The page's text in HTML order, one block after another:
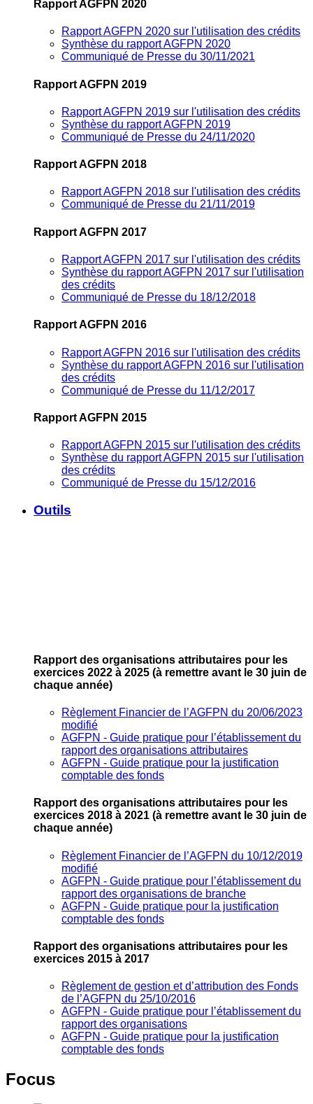
Rapport AGFPN 2020
Rapport AGFPN 2020 sur l'utilisation des crédits
Synthèse du rapport AGFPN 2020
Communiqué de Presse du 30/11/2021
Rapport AGFPN 2019
Rapport AGFPN 2019 sur l'utilisation des crédits
Synthèse du rapport AGFPN 2019
Communiqué de Presse du 24/11/2020
Rapport AGFPN 2018
Rapport AGFPN 2018 sur l'utilisation des crédits
Communiqué de Presse du 21/11/2019
Rapport AGFPN 2017
Rapport AGFPN 2017 sur l'utilisation des crédits
Synthèse du rapport AGFPN 2017 sur l'utilisation
des crédits
Communiqué de Presse du 18/12/2018
Rapport AGFPN 2016
Rapport AGFPN 2016 sur l'utilisation des crédits
Synthèse du rapport AGFPN 2016 sur l'utilisation
des crédits
Communiqué de Presse du 11/12/2017
Rapport AGFPN 2015
Rapport AGFPN 2015 sur l'utilisation des crédits
Synthèse du rapport AGFPN 2015 sur l'utilisation
des crédits
Communiqué de Presse du 15/12/2016
Outils
Rapport des organisations attributaires pour les
exercices 2022 à 2025 (à remettre avant le 30 juin de
chaque année)
Règlement Financier de l’AGFPN du 20/06/2023
modifié
AGFPN ‐ Guide pratique pour l’établissement du
rapport des organisations attributaires
AGFPN ‐ Guide pratique pour la justification
comptable des fonds
Rapport des organisations attributaires pour les
exercices 2018 à 2021 (à remettre avant le 30 juin de
chaque année)
Règlement Financier de l’AGFPN du 10/12/2019
modifié
AGFPN ‐ Guide pratique pour l’établissement du
rapport des organisations de branche
AGFPN ‐ Guide pratique pour la justification
comptable des fonds
Rapport des organisations attributaires pour les
exercices 2015 à 2017
Règlement de gestion et d’attribution des Fonds
de l’AGFPN du 25/10/2016
AGFPN ‐ Guide pratique pour l’établissement du
rapport des organisations
AGFPN ‐ Guide pratique pour la justification
comptable des fonds
Focus